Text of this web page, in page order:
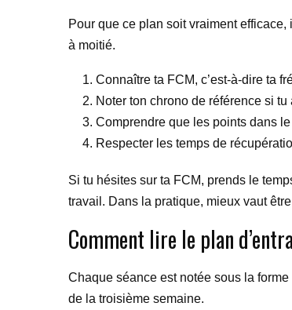
Pour que ce plan soit vraiment
à moitié.
Connaître ta FCM, c’est-à-dire ta
Noter ton chrono de référence si
Comprendre que les points dans
Respecter les temps de
Si tu hésites sur ta FCM, prends le
travail. Dans la pratique, mieux vaut
Comment lire le plan
Chaque séance est notée sous la forme
de la troisième semaine.